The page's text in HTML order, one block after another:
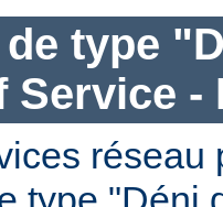
type
Service -
réseau